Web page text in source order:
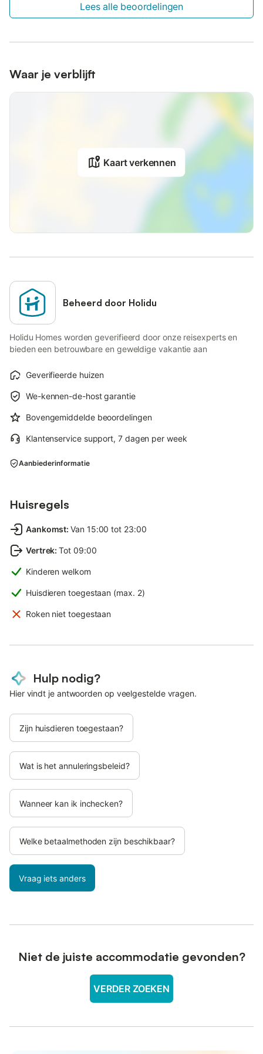
Lees alle beoordelingen
Waar je verblijft
Kaart verkennen
Beheerd door Holidu
Holidu Homes worden geverifieerd door onze reisexperts en
bieden een betrouwbare en geweldige vakantie aan
Geverifieerde huizen
We-kennen-de-host garantie
Bovengemiddelde beoordelingen
Klantenservice support, 7 dagen per week
Aanbiederinformatie
Huisregels
Aankomst: Van 15:00 tot 23:00
Vertrek: Tot 09:00
Kinderen welkom
Huisdieren toegestaan (max. 2)
Roken niet toegestaan
Hulp nodig?
Hier vindt je antwoorden op veelgestelde vragen.
Zijn huisdieren toegestaan?
Wat is het annuleringsbeleid?
Wanneer kan ik inchecken?
Welke betaalmethoden zijn beschikbaar?
Vraag iets anders
Niet de juiste accommodatie gevonden?
VERDER ZOEKEN